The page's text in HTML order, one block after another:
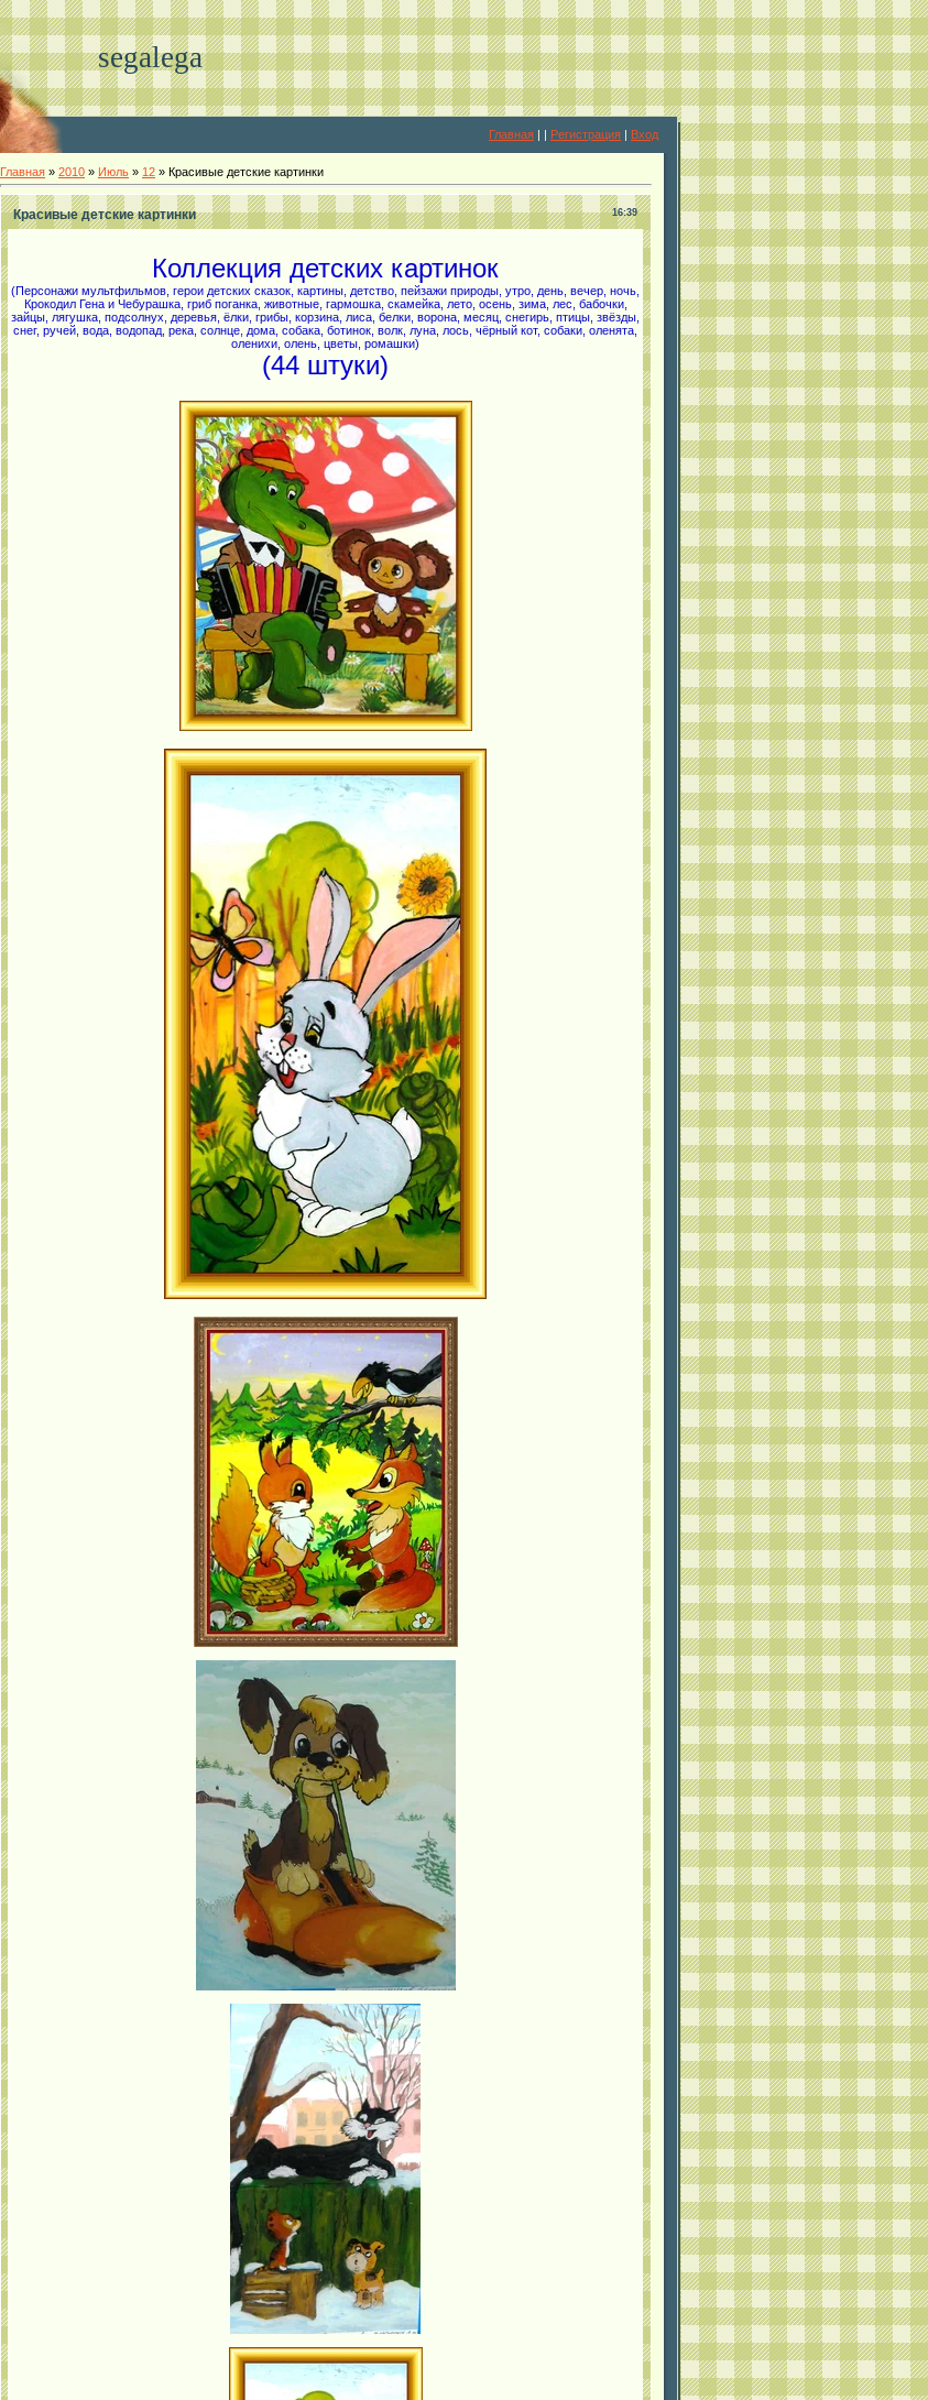
segalega
Главная | | Регистрация | Вход
Главная » 2010 » Июль » 12 » Красивые детские картинки
16:39
Красивые детские картинки
Коллекция детских картинок
(Персонажи мультфильмов, герои детских сказок, картины, детство, пейзажи природы, утро, день, вечер, ночь,
Крокодил Гена и Чебурашка, гриб поганка, животные, гармошка, скамейка, лето, осень, зима, лес, бабочки,
зайцы, лягушка, подсолнух, деревья, ёлки, грибы, корзина, лиса, белки, ворона, месяц, снегирь, птицы, звёзды,
снег, ручей, вода, водопад, река, солнце, дома, собака, ботинок, волк, луна, лось, чёрный кот, собаки, оленята,
оленихи, олень, цветы, ромашки)
(44 штуки)